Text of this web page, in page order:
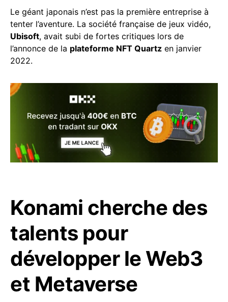
Le géant japonais n’est pas la première entreprise à
tenter l’aventure. La société française de jeux vidéo,
Ubisoft, avait subi de fortes critiques lors de
l’annonce de la plateforme NFT Quartz en janvier
2022.
Konami cherche des
talents pour
développer le Web3
et Metaverse